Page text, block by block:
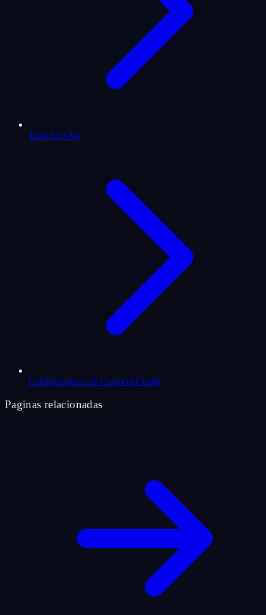
Tarot Sí o No
Combinaciones de Cartas del Tarot
Paginas relacionadas